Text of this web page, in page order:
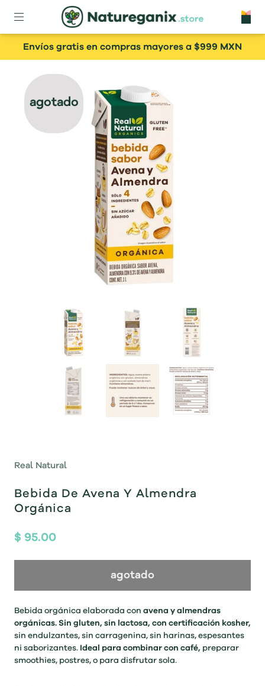
Envíos gratis en compras mayores a $999 MXN
agotado
Real Natural
Bebida De Avena Y Almendra
Orgánica
$ 95.00
agotado
Bebida orgánica elaborada con avena y almendras
orgánicas. Sin gluten, sin lactosa, con certificación kosher,
sin endulzantes, sin carragenina, sin harinas, espesantes
ni saborizantes. Ideal para combinar con café, preparar
smoothies, postres, o para disfrutar sola.